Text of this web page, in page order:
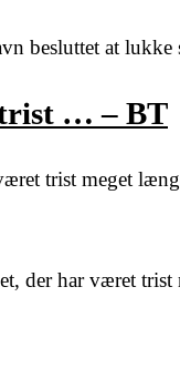
besluttet at lukke
trist … – BT
trist meget
der har været